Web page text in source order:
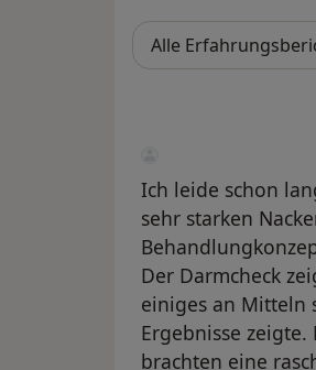
Ich leide schon
sehr starken
Der Darmcheck
einiges an Mitteln
Ergebnisse
brachten eine